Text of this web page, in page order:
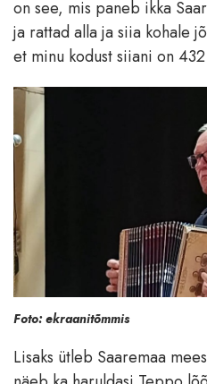
on see, mis paneb ikka
ja rattad alla ja siia kohale
et minu kodust siiani on
Foto: ekraanitõmmis
Lisaks ütleb Saaremaa